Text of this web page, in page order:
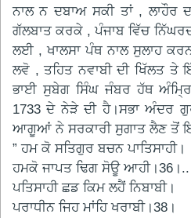
ਨਾਲ ਨ ਦਬਾਅ ਸਕੀ ਤਾਂ , ਲਾਹੌਰ
ਗੱਲਬਾਤ ਕਰਕੇ , ਪੰਜਾਬ ਵਿੱਚ
ਲਈ , ਖਾਲਸਾ ਪੰਥ ਨਾਲ ਸੁਲਾਹ
ਲਵੋ , ਤਹਿਤ ਨਵਾਬੀ ਦੀ ਖਿੱਲਤ
ਭਾਈ ਸੁਬੇਗ ਸਿੰਘ ਜੰਬਰ ਹੱਥ
1733 ਦੇ ਨੇੜੇ ਦੀ ਹੈ।ਸਭਾ ਅੰਦਰ
ਆਗੂਆਂ ਨੇ ਸਰਕਾਰੀ ਸੁਗਾਤ ਲੈਣ ਤੋਂ
” ਹਮ ਕੋ ਸਤਿਗੁਰ ਬਚਨ ਪਾਤਿਸਾਹੀ।
ਹਮਕੋ ਜਾਪਤ ਢਿਗ ਸੋਊ ਆਹੀ।36।..
ਪਤਿਸਾਹੀ ਛਡ ਕਿਮ ਲਹੈਂ ਨਿਬਾਬੀ।
ਪਰਾਧੀਨ ਜਿਹ ਮਾਂਹਿ ਖਰਾਬੀ।38।